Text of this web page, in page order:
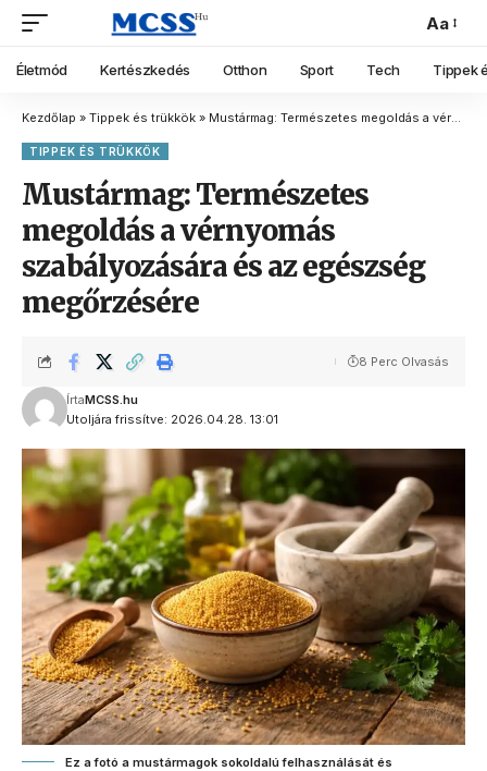
Aa
Életmód Kertészkedés Otthon Sport Tech Tippek
Kezdőlap » Tippek és trükkök » Mustármag: Természetes megoldás a vérnyomás szabályozására és az egészség megőrzésére
TIPPEK ÉS TRÜKKÖK
Mustármag: Természetes
megoldás a vérnyomás
szabályozására és az egészség
megőrzésére
Utoljára frissítve: 2026.04.28. 13:01
ÍrtaMCSS.hu
8 Perc Olvasás
Ez a fotó a mustármagok sokoldalú felhasználását és